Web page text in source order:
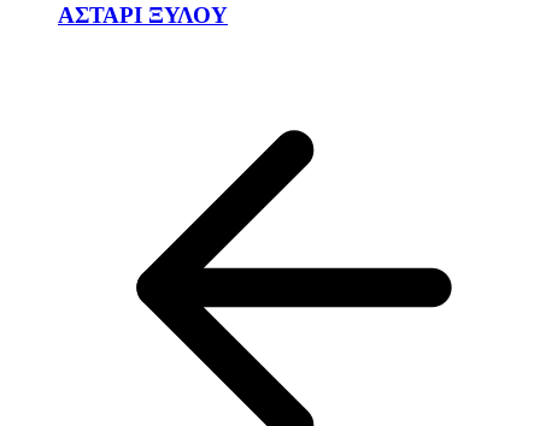
ΑΣΤΑΡΙ ΞΥΛΟΥ